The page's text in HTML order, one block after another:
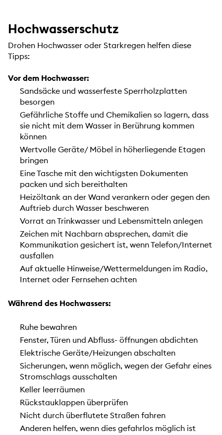
Hochwasserschutz
Drohen Hochwasser oder Starkregen helfen diese
Tipps:
Vor dem Hochwasser:
Sandsäcke und wasserfeste Sperrholzplatten
besorgen
Gefährliche Stoffe und Chemikalien so lagern, dass
sie nicht mit dem Wasser in Berührung kommen
können
Wertvolle Geräte/ Möbel in höherliegende Etagen
bringen
Eine Tasche mit den wichtigsten Dokumenten
packen und sich bereithalten
Heizöltank an der Wand verankern oder gegen den
Auftrieb durch Wasser beschweren
Vorrat an Trinkwasser und Lebensmitteln anlegen
Zeichen mit Nachbarn absprechen, damit die
Kommunikation gesichert ist, wenn Telefon/Internet
ausfallen
Auf aktuelle Hinweise/Wettermeldungen im Radio,
Internet oder Fernsehen achten
Während des Hochwassers:
Ruhe bewahren
Fenster, Türen und Abfluss- öffnungen abdichten
Elektrische Geräte/Heizungen abschalten
Sicherungen, wenn möglich, wegen der Gefahr eines
Stromschlags ausschalten
Keller leerräumen
Rückstauklappen überprüfen
Nicht durch überflutete Straßen fahren
Anderen helfen, wenn dies gefahrlos möglich ist